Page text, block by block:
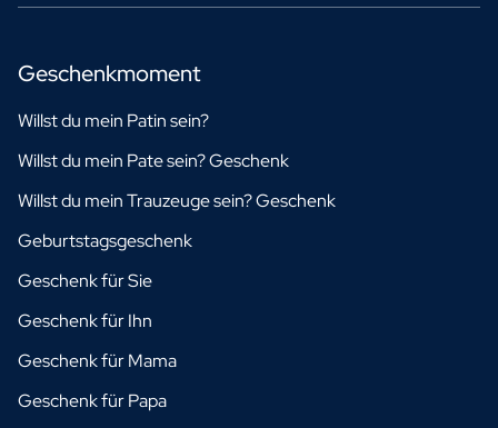
Geschenkmoment
Willst du mein Patin sein?
Willst du mein Pate sein? Geschenk
Willst du mein Trauzeuge sein? Geschenk
Geburtstagsgeschenk
Geschenk für Sie
Geschenk für Ihn
Geschenk für Mama
Geschenk für Papa